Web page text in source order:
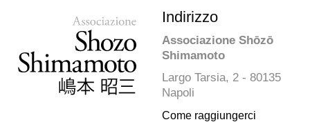
Indirizzo
Associazione Shōzō
Shimamoto
Largo Tarsia, 2 - 80135
Napoli
Come raggiungerci